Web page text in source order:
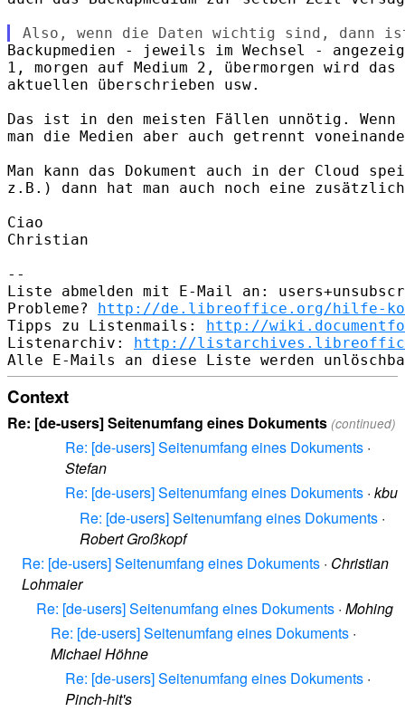
Backupmedien - jeweils im Wechsel -
1, morgen auf Medium 2, übermorgen wird das
aktuellen überschrieben usw.
Das ist in den meisten Fällen unnötig. Wenn
man die Medien aber auch getrennt
Man kann das Dokument auch in der Cloud
z.B.) dann hat man auch noch eine
Ciao
Christian
--
Liste abmelden mit E-Mail an:
Probleme? http://de.libreoffice.org/hilfe-
Tipps zu Listenmails: http://
Listenarchiv: http://
Context
Re: [de-users] Seitenumfang eines Dokuments (continued)
Re: [de-users] Seitenumfang eines Dokuments ·
Stefan
Re: [de-users] Seitenumfang eines Dokuments · kbu
Re: [de-users] Seitenumfang eines Dokuments ·
Robert Großkopf
Re: [de-users] Seitenumfang eines Dokuments · Christian
Lohmaier
Re: [de-users] Seitenumfang eines Dokuments · Mohing
Re: [de-users] Seitenumfang eines Dokuments ·
Michael Höhne
Re: [de-users] Seitenumfang eines Dokuments ·
Pinch-hit's